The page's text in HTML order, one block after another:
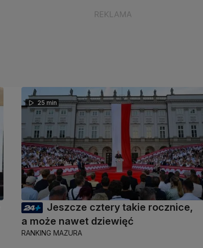
25 min
Jeszcze cztery takie rocznice,
a może nawet dziewięć
RANKING MAZURA